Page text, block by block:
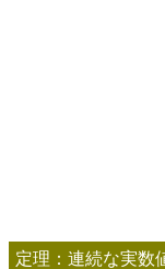
定理：連続な実数